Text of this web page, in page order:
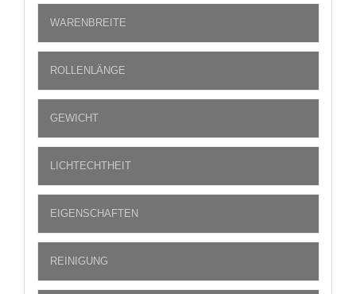
WARENBREITE
ROLLENLÄNGE
GEWICHT
LICHTECHTHEIT
EIGENSCHAFTEN
REINIGUNG